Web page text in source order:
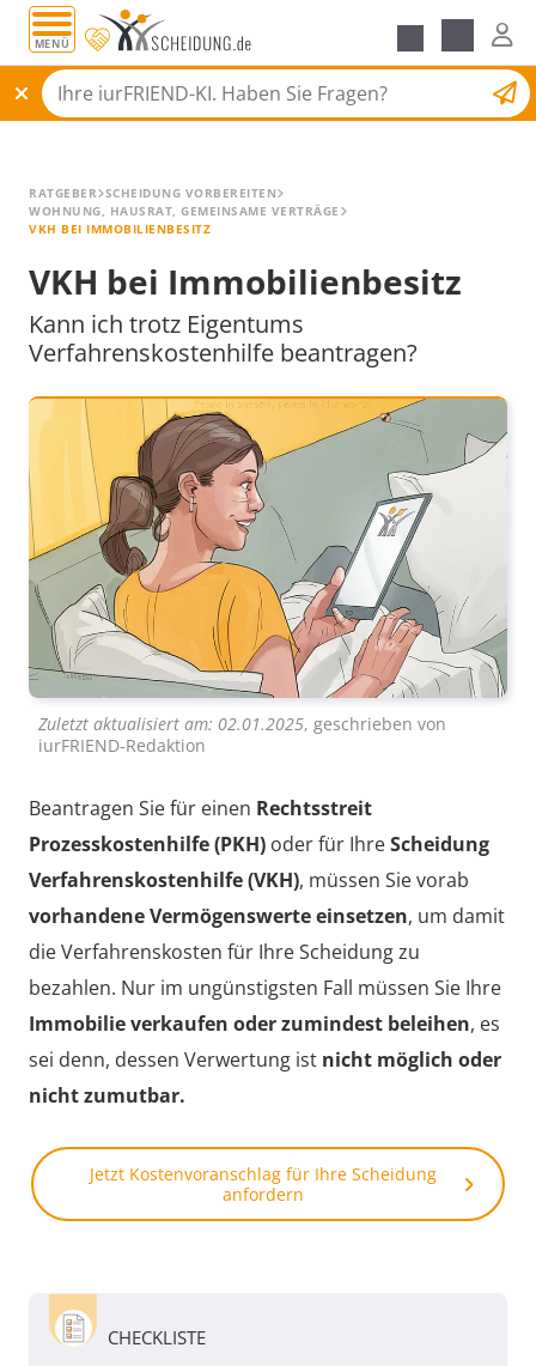
MENÜ
Scheidungsantrag
Alle Ratgeber
RATGEBER SCHEIDUNG VORBEREITEN
WOHNUNG, HAUSRAT, GEMEINSAME VERTRÄGE
VKH BEI IMMOBILIENBESITZ
VKH bei Immobilienbesitz
Kann ich trotz Eigentums
Verfahrenskostenhilfe beantragen?
Zuletzt aktualisiert am: 02.01.2025, geschrieben von
iurFRIEND-Redaktion
Beantragen Sie für einen Rechtsstreit
Prozesskostenhilfe (PKH) oder für IhreScheidung
Verfahrenskostenhilfe (VKH), müssen Sie vorab
vorhandene Vermögenswerte einsetzen, um damit
die Verfahrenskosten für Ihre Scheidung zu
bezahlen. Nur im ungünstigsten Fall müssen Sie Ihre
Immobilie verkaufen oder zumindest beleihen, es
sei denn, dessen Verwertung ist nicht möglich oder
nicht zumutbar.
Jetzt Kostenvoranschlag für Ihre Scheidung
anfordern
CHECKLISTE